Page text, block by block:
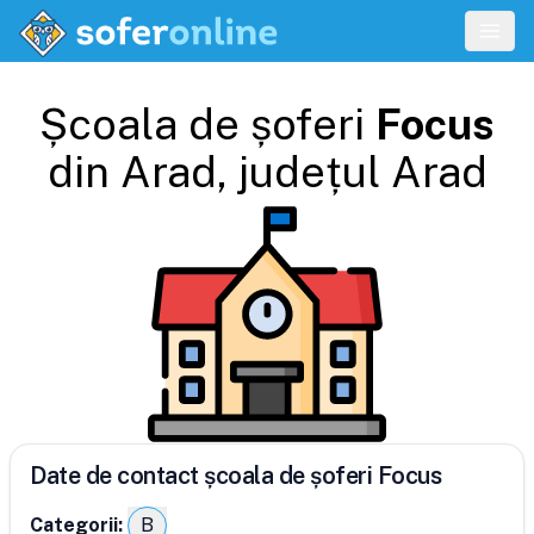
Școala de șoferi Focus
din Arad, județul Arad
Date de contact școala de șoferi Focus
Categorii: B